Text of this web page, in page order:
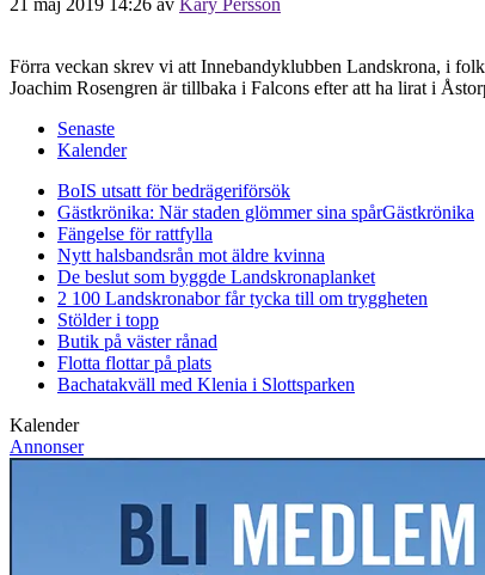
Förra veckan skrev vi att Innebandyklubben Landskrona, i
Joachim Rosengren är tillbaka i Falcons efter att ha lirat i
Senaste
Kalender
BoIS utsatt för bedrägeriförsök
Gästkrönika: När staden glömmer sina spårGästkrönika
Fängelse för rattfylla
Nytt halsbandsrån mot äldre kvinna
De beslut som byggde Landskronaplanket
2 100 Landskronabor får tycka till om tryggheten
Stölder i topp
Butik på väster rånad
Flotta flottar på plats
Bachatakväll med Klenia i Slottsparken
Kalender
Annonser